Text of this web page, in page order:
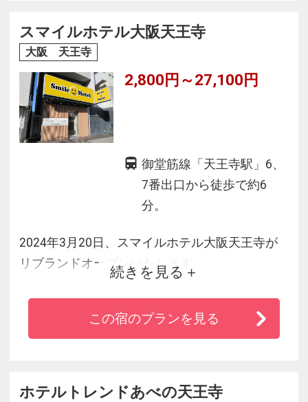
スマイルホテル大阪天王寺
大阪 天王寺
2,800円～27,100円
御堂筋線「天王寺駅」6、
7番出口から徒歩で約6
分。
2024年3月20日、スマイルホテル大阪天王寺が
リブランドオープンいたします。
スマイルホテル大阪天王寺は JR 天王寺駅（北
口）より徒歩７分、大阪メトロ御堂筋線 天王寺
駅（6、7番出口）より徒歩６分。ビジネス・観
続きを見る
この宿のプランを見る
ホテルトレンドあべの天王寺